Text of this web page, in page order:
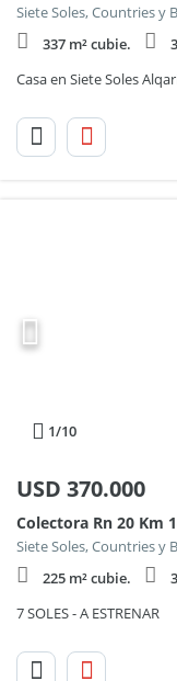
337 m² cubie.
1/10
USD 370.000
Colectora Rn 20 Km
225 m² cubie.
7 SOLES - A ESTRENAR